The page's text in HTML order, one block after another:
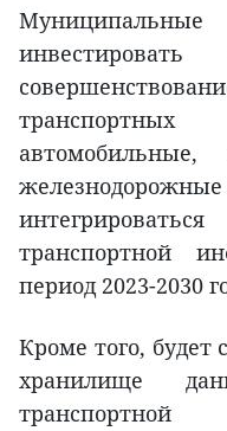
транспортной
период 2023-2030
Кроме того, будет
хранилище
транспортной